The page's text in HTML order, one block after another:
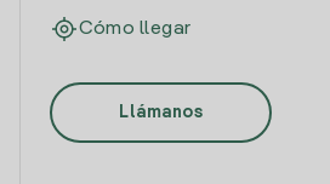
Cómo llegar
Llámanos